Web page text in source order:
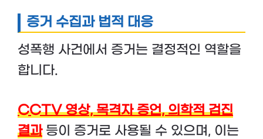
증거 수집과 법적 대응
성폭행 사건에서 증거는 결정적인 역할을
합니다.
CCTV 영상, 목격자 증언, 의학적 검진
결과등이 증거로 사용될 수 있으며, 이는